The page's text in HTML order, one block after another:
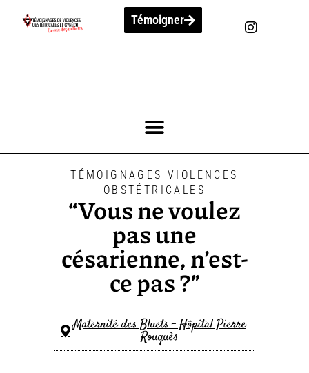
Témoigner
TÉMOIGNAGES VIOLENCES
OBSTÉTRICALES
“Vous ne voulez
pas une
césarienne, n’est-
ce pas ?”
Maternité des Bluets - Hôpital Pierre
Rouquès